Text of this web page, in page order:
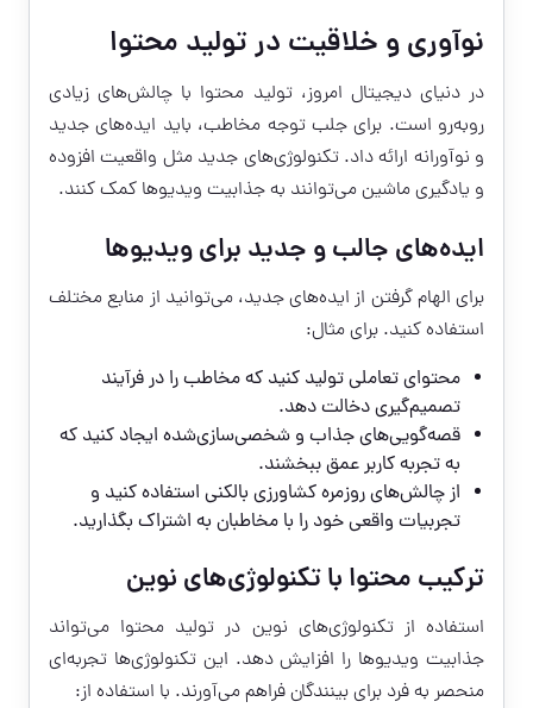
نوآوری و خلاقیت در تولید محتوا
در دنیای دیجیتال امروز، تولید محتوا با چالش‌های زیادی
روبه‌رو است. برای جلب توجه مخاطب، باید ایده‌های جدید
و نوآورانه ارائه داد. تکنولوژی‌های جدید مثل واقعیت افزوده
و یادگیری ماشین می‌توانند به جذابیت ویدیوها کمک کنند.
ایده‌های جالب و جدید برای ویدیوها
برای الهام گرفتن از ایده‌های جدید، می‌توانید از منابع مختلف
استفاده کنید. برای مثال:
محتوای تعاملی تولید کنید که مخاطب را در فرآیند
تصمیم‌گیری دخالت دهد.
قصه‌گویی‌های جذاب و شخصی‌سازی‌شده ایجاد کنید که
به تجربه کاربر عمق ببخشند.
از چالش‌های روزمره کشاورزی بالکنی استفاده کنید و
تجربیات واقعی خود را با مخاطبان به اشتراک بگذارید.
ترکیب محتوا با تکنولوژی‌های نوین
استفاده از تکنولوژی‌های نوین در تولید محتوا می‌تواند
جذابیت ویدیوها را افزایش دهد. این تکنولوژی‌ها تجربه‌ای
منحصر به فرد برای بینندگان فراهم می‌آورند. با استفاده از: